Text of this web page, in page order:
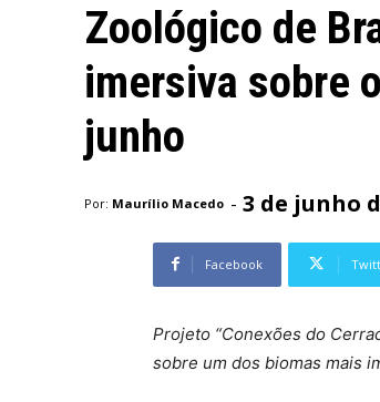
Zoológico de
imersiva sobre
junho
Por: Maurílio Macedo - 3 de junho
Facebook
Projeto “Conexões do
sobre um dos biomas mais